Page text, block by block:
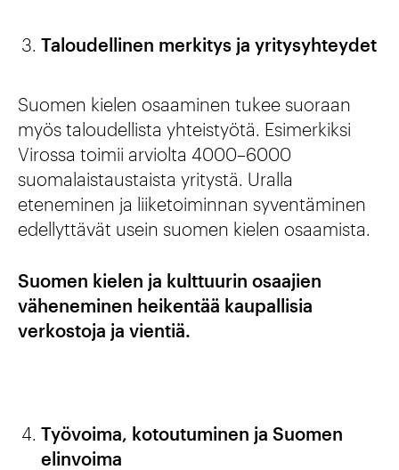
Taloudellinen merkitys ja yritysyhteydet
Suomen kielen osaaminen tukee suoraan
myös taloudellista yhteistyötä. Esimerkiksi
Virossa toimii arviolta 4000–6000
suomalaistaustaista yritystä. Uralla
eteneminen ja liiketoiminnan syventäminen
edellyttävät usein suomen kielen osaamista.
Suomen kielen ja kulttuurin osaajien
väheneminen heikentää kaupallisia
verkostoja ja vientiä.
Työvoima, kotoutuminen ja Suomen
elinvoima